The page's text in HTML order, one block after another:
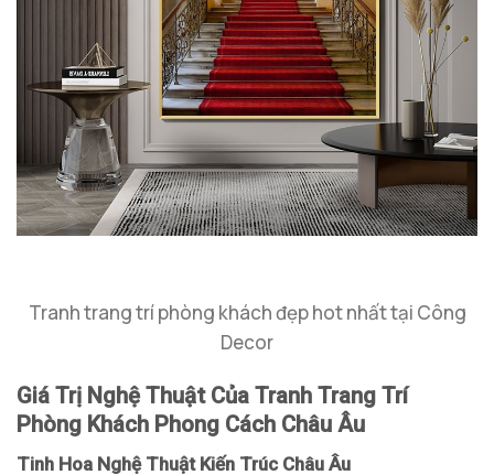
Tranh trang trí phòng khách đẹp hot nhất tại Công
Decor
Giá Trị Nghệ Thuật Của Tranh Trang Trí
Phòng Khách Phong Cách Châu Âu
Tinh Hoa Nghệ Thuật Kiến Trúc Châu Âu